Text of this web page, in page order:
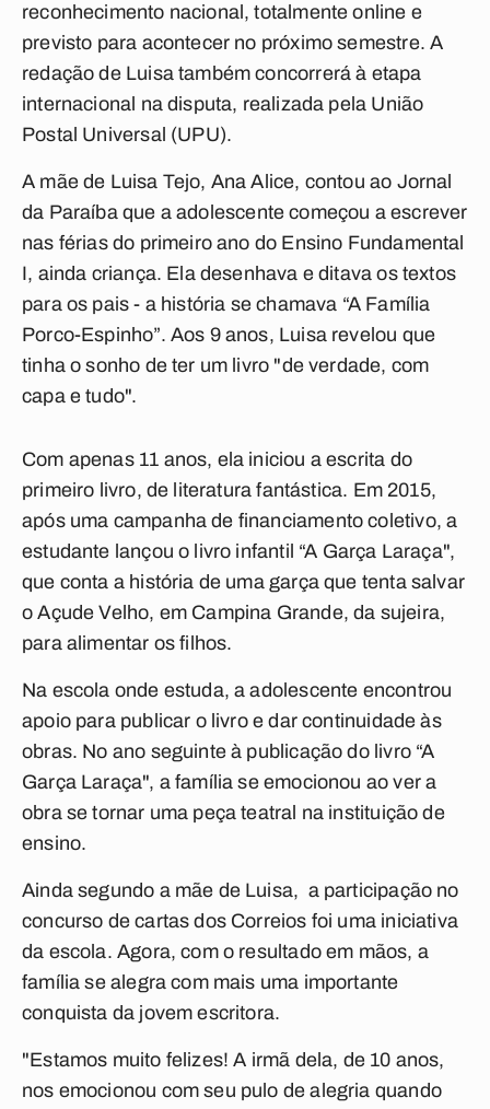
reconhecimento nacional, totalmente online e
previsto para acontecer no próximo semestre. A
redação de Luisa também concorrerá à etapa
internacional na disputa, realizada pela União
Postal Universal (UPU).
A mãe de Luisa Tejo, Ana Alice, contou ao Jornal
da Paraíbaque a adolescente começou a escrever
nas férias do primeiro ano do Ensino Fundamental
I, ainda criança. Ela desenhava e ditava os textos
para os pais - a história se chamava “A Família
Porco-Espinho”. Aos 9 anos, Luisa revelou que
tinha o sonho de ter um livro "de verdade, com
capa e tudo".
Com apenas 11 anos, ela iniciou a escrita do
primeiro livro, de literatura fantástica. Em 2015,
após uma campanha de financiamento coletivo, a
estudante lançou o livro infantil “A Garça Laraça",
que conta a história de uma garça que tenta salvar
o Açude Velho, em Campina Grande, da sujeira,
para alimentar os filhos.
Na escola onde estuda, a adolescente encontrou
apoio para publicar o livro e dar continuidade às
obras. No ano seguinte à publicação do livro “A
Garça Laraça", a família se emocionou ao ver a
obra se tornar uma peça teatral na instituição de
ensino.
Ainda segundo a mãe de Luisa, a participação no
concurso de cartas dos Correios foi uma iniciativa
da escola. Agora, com o resultado em mãos, a
família se alegra com mais uma importante
conquista da jovem escritora.
"Estamos muito felizes! A irmã dela, de 10 anos,
nos emocionou com seu pulo de alegria quando